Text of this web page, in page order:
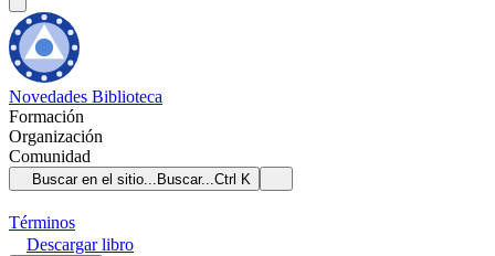
Novedades Biblioteca
Formación
Organización
Comunidad
Buscar en el sitio... Buscar...Ctrl K
Términos
Descargarlibro